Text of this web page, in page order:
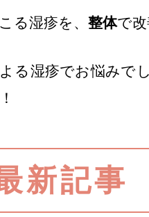
る湿疹を、整体で
る湿疹でお悩みで
新記事